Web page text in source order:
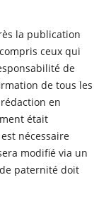
la publication
ceux qui
de
de tous les
en
était
nécessaire
modifié via un
paternité doit